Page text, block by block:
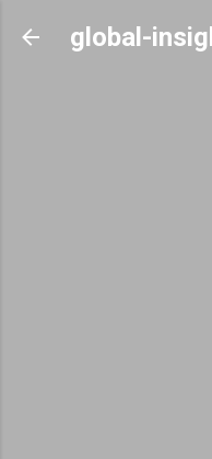
Skip
global-